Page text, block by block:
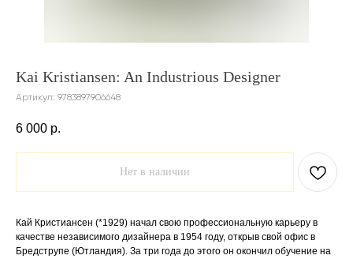
Kai Kristiansen: An Industrious Designer
Артикул: 9783897906648
6 000 р.
Нет в наличии
Кай Кристиансен (*1929) начал свою профессиональную карьеру в
качестве независимого дизайнера в 1954 году, открыв свой офис в
Бредструпе (Ютландия). За три года до этого он окончил обучение на